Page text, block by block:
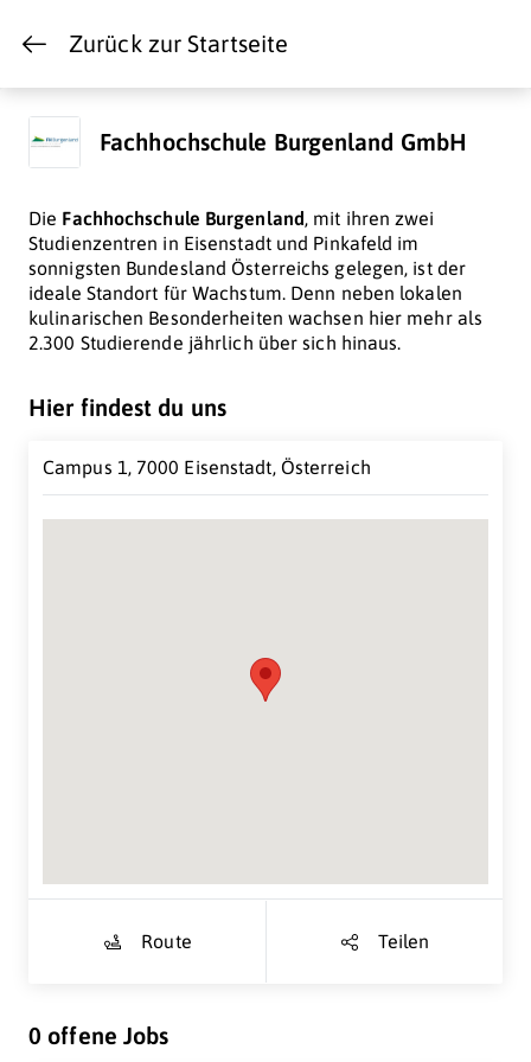
Zurück zur Startseite
Fachhochschule Burgenland GmbH
Die Fachhochschule Burgenland, mit ihren zwei
Studienzentren in Eisenstadt und Pinkafeld im
sonnigsten Bundesland Österreichs gelegen, ist der
ideale Standort für Wachstum. Denn neben lokalen
kulinarischen Besonderheiten wachsen hier mehr als
2.300 Studierende jährlich über sich hinaus.
Hier findest du uns
Campus 1, 7000 Eisenstadt, Österreich
Route Teilen
0 offene Jobs